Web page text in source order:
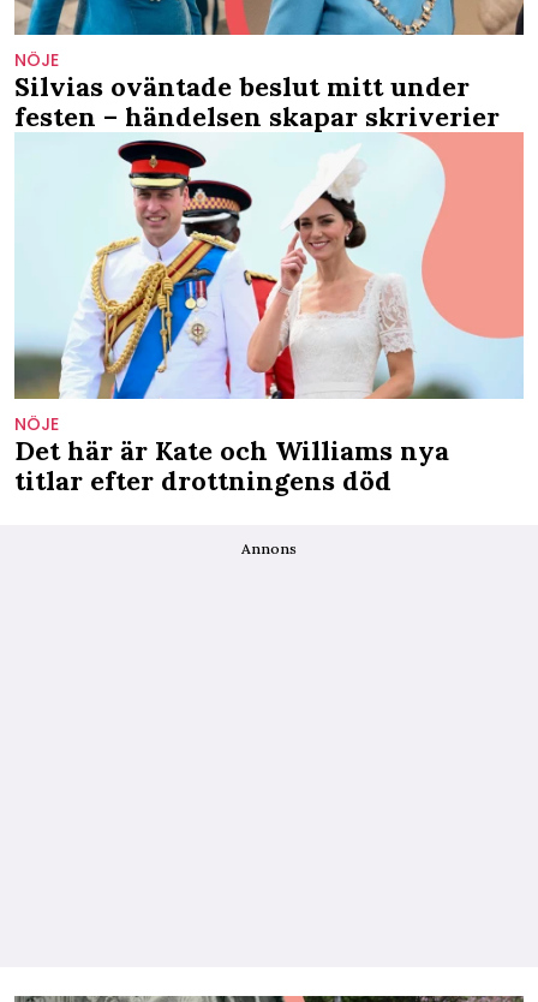
NÖJE
Silvias oväntade beslut mitt under
festen – händelsen skapar skriverier
NÖJE
Det här är Kate och Williams nya
titlar efter drottningens död
Annons